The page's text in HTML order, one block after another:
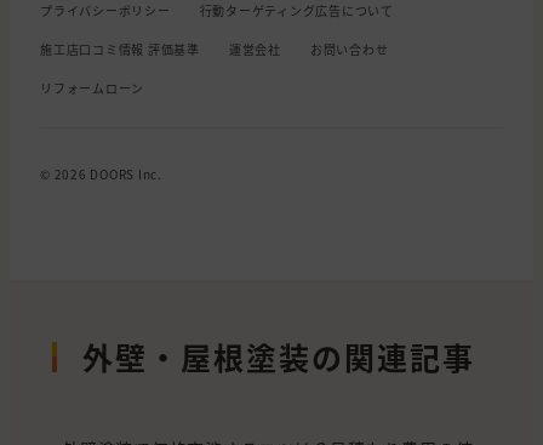
プライバシーポリシー 行動ターゲティング広告について
施工店口コミ情報 評価基準 運営会社 お問い合わせ
リフォームローン
© 2026 DOORS Inc.
外壁・屋根塗装の関連記事